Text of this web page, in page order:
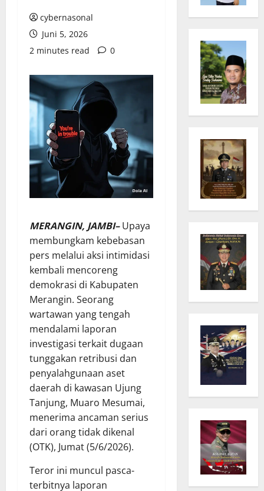
cybernasonal
Juni 5, 2026
2 minutes read
0
MERANGIN, JAMBI–Upaya
membungkam kebebasan
pers melalui aksi intimidasi
kembali mencoreng
demokrasi di Kabupaten
Merangin. Seorang
wartawan yang tengah
mendalami laporan
investigasi terkait dugaan
tunggakan retribusi dan
penyalahgunaan aset
daerah di kawasan Ujung
Tanjung, Muaro Mesumai,
menerima ancaman serius
dari orang tidak dikenal
(OTK), Jumat (5/6/2026).
Teror ini muncul pasca-
terbitnya laporan